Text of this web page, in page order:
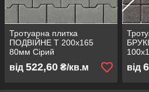
Тротуарна плитка
ПОДВІЙНЕ Т 200х165
80мм Сірий
від 522,60 ₴/кв.м від